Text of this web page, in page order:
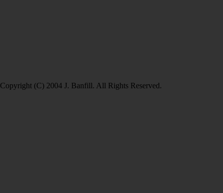
Copyright (C) 2004 J. Banfill. All Rights Reserved.